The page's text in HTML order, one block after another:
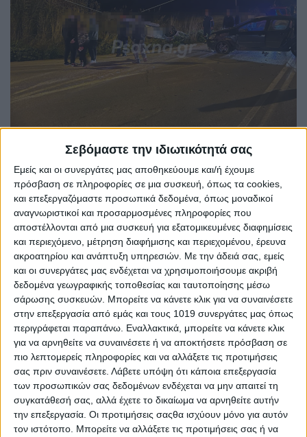
Σεβόμαστε την ιδιωτικότητά σας
Εμείς και οι συνεργάτες μας αποθηκεύουμε και/ή έχουμε
πρόσβαση σε πληροφορίες σε μια συσκευή, όπως τα cookies,
και επεξεργαζόμαστε προσωπικά δεδομένα, όπως μοναδικοί
αναγνωριστικοί και προσαρμοσμένες πληροφορίες που
αποστέλλονται από μια συσκευή για εξατομικευμένες διαφημίσεις
και περιεχόμενο, μέτρηση διαφήμισης και περιεχομένου, έρευνα
ακροατηρίου και ανάπτυξη υπηρεσιών. Με την άδειά σας, εμείς
και οι συνεργάτες μας ενδέχεται να χρησιμοποιήσουμε ακριβή
δεδομένα γεωγραφικής τοποθεσίας και ταυτοποίησης μέσω
σάρωσης συσκευών. Μπορείτε να κάνετε κλικ για να συναινέσετε
στην επεξεργασία από εμάς και τους 1019 συνεργάτες μας όπως
περιγράφεται παραπάνω. Εναλλακτικά, μπορείτε να κάνετε κλικ
για να αρνηθείτε να συναινέσετε ή να αποκτήσετε πρόσβαση σε
πιο λεπτομερείς πληροφορίες και να αλλάξετε τις προτιμήσεις
σας πριν συναινέσετε. Λάβετε υπόψη ότι κάποια επεξεργασία
των προσωπικών σας δεδομένων ενδέχεται να μην απαιτεί τη
συγκατάθεσή σας, αλλά έχετε το δικαίωμα να αρνηθείτε αυτήν
την επεξεργασία. Οι προτιμήσεις σαςθα ισχύουν μόνο για αυτόν
τον ιστότοπο. Μπορείτε να αλλάξετε τις προτιμήσεις σας ή να